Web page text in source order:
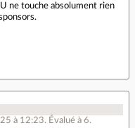
ne touche absolument rien
à 12:23. Évalué à 6.